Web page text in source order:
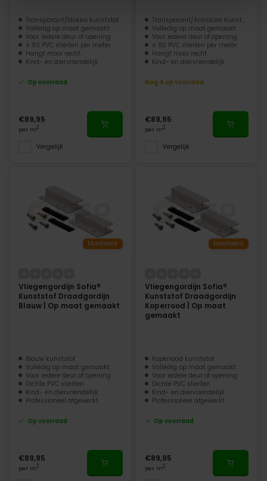
Transparant/Mokka kunststof
Volledig op maat gemaakt
Voor iedere deur of opening
± 80 PVC slierten per meter
Hangt mooi recht
Kind- en diervriendelijk
Op voorraad
€89,95
per m2
Vergelijk
Transparant/Antraciet kunststof
Volledig op maat gemaakt
Voor iedere deur of opening
± 80 PVC slierten per meter
Hangt mooi recht
Kind- en diervriendelijk
Nog 4 op voorraad
€89,95
per m2
Vergelijk
Maatwerk
Vliegengordijn Sofia®
Kunststof Draadgordijn
Blauw | Op maat gemaakt
Blauw kunststof
Volledig op maat gemaakt
Voor iedere deur of opening
Dichte PVC slierten
Kind- en diervriendelijk
Professioneel afgewerkt
Op voorraad
€89,95
per m2
Maatwerk
Vliegengordijn Sofia®
Kunststof Draadgordijn
Koperrood | Op maat
gemaakt
Koperrood kunststof
Volledig op maat gemaakt
Voor iedere deur of opening
Dichte PVC slierten
Kind- en diervriendelijk
Professioneel afgewerkt
Op voorraad
€89,95
per m2